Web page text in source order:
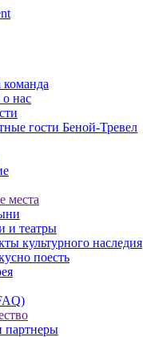
нас
гости Беной-Тревел
места
и театры
культурного наследия
поесть